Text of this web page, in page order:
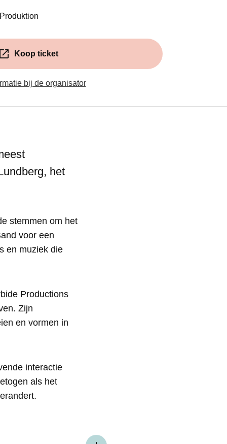
Koop ticket
(Opent in een nieuw venster)
bij de organisator
het
stemmen om het
voor een
en muziek die
Productions
Zijn
en vormen in
interactie
als het